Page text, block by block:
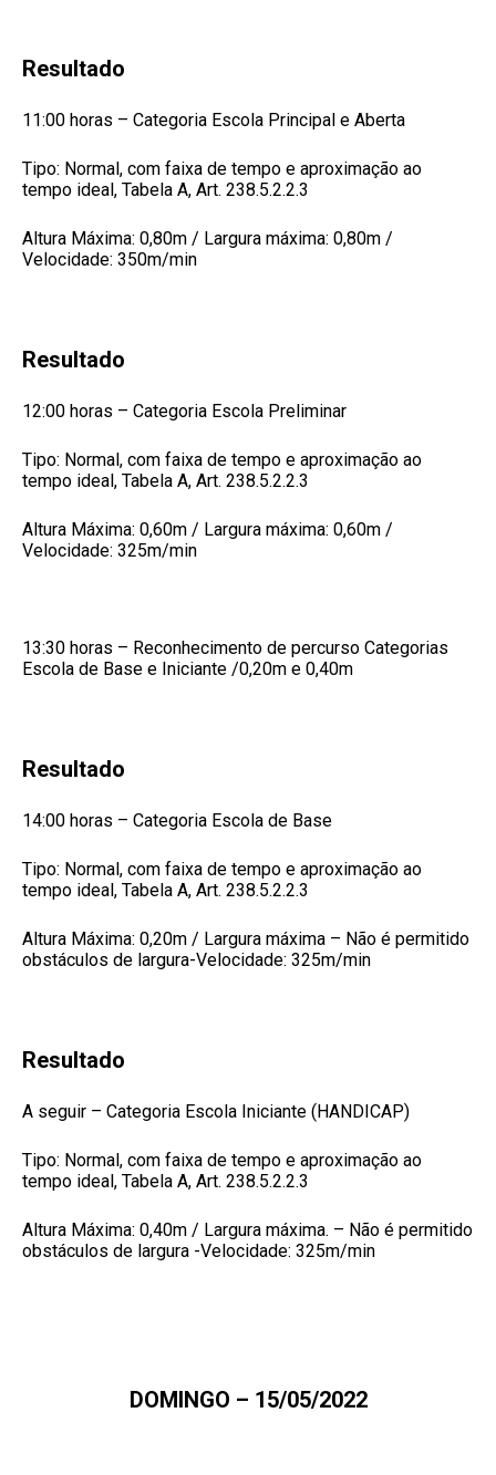
Resultado
11:00 horas – Categoria Escola Principal e Aberta
Tipo: Normal, com faixa de tempo e aproximação ao
tempo ideal, Tabela A, Art. 238.5.2.2.3
Altura Máxima: 0,80m / Largura máxima: 0,80m /
Velocidade: 350m/min
Resultado
12:00 horas – Categoria Escola Preliminar
Tipo: Normal, com faixa de tempo e aproximação ao
tempo ideal, Tabela A, Art. 238.5.2.2.3
Altura Máxima: 0,60m / Largura máxima: 0,60m /
Velocidade: 325m/min
13:30 horas – Reconhecimento de percurso Categorias
Escola de Base e Iniciante /0,20m e 0,40m
Resultado
14:00 horas – Categoria Escola de Base
Tipo: Normal, com faixa de tempo e aproximação ao
tempo ideal, Tabela A, Art. 238.5.2.2.3
Altura Máxima: 0,20m / Largura máxima – Não é permitido
obstáculos de largura-Velocidade: 325m/min
Resultado
A seguir – Categoria Escola Iniciante (HANDICAP)
Tipo: Normal, com faixa de tempo e aproximação ao
tempo ideal, Tabela A, Art. 238.5.2.2.3
Altura Máxima: 0,40m / Largura máxima. – Não é permitido
obstáculos de largura -Velocidade: 325m/min
DOMINGO – 15/05/2022